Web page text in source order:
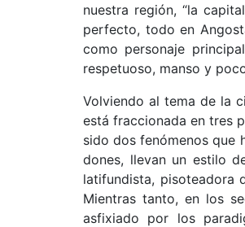
nuestra región, “la
perfecto, todo en
como personaje
respetuoso, manso y
Volviendo al tema de la
está fraccionada en tres
sido dos fenómenos que
dones, llevan un estilo
latifundista, pisoteadora
Mientras tanto, en los
asfixiado por los